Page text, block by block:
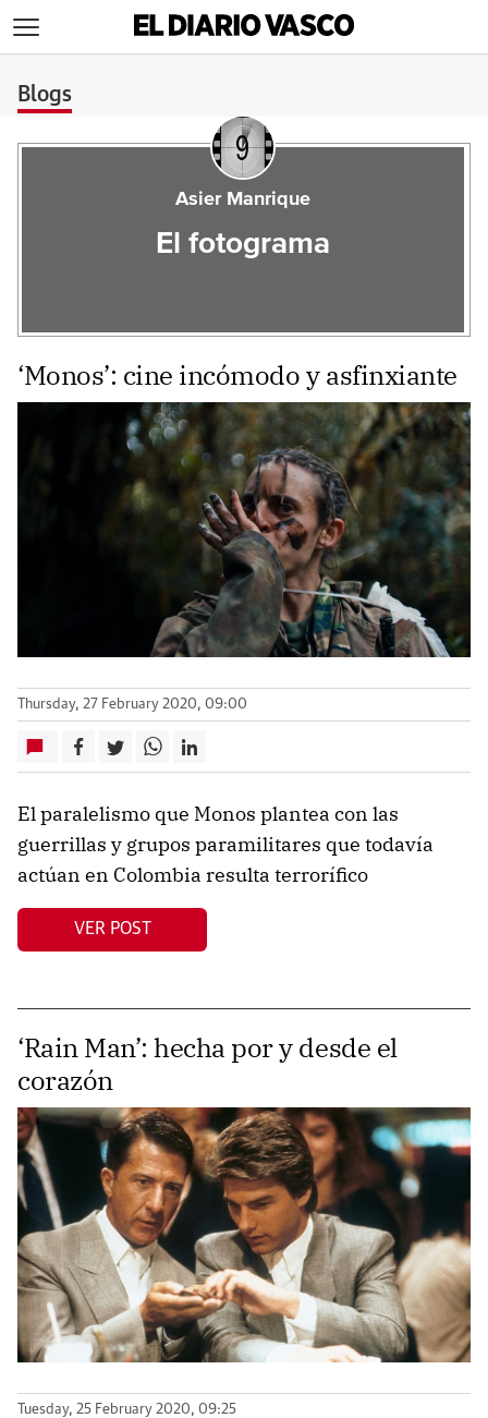
Blogs
Asier Manrique
El fotograma
‘Monos’: cine incómodo y asfinxiante
Thursday, 27 February 2020, 09:00
El paralelismo que Monos plantea con las
guerrillas y grupos paramilitares que todavía
actúan en Colombia resulta terrorífico
VER POST
‘Rain Man’: hecha por y desde el
corazón
Tuesday, 25 February 2020, 09:25